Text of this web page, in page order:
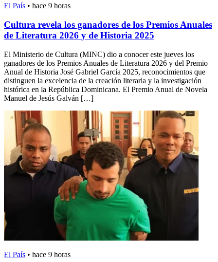
El País • hace 9 horas
Cultura revela los ganadores de los Premios Anuales
de Literatura 2026 y de Historia 2025
El Ministerio de Cultura (MINC) dio a conocer este jueves los
ganadores de los Premios Anuales de Literatura 2026 y del Premio
Anual de Historia José Gabriel García 2025, reconocimientos que
distinguen la excelencia de la creación literaria y la investigación
histórica en la República Dominicana. El Premio Anual de Novela
Manuel de Jesús Galván […]
El País • hace 9 horas